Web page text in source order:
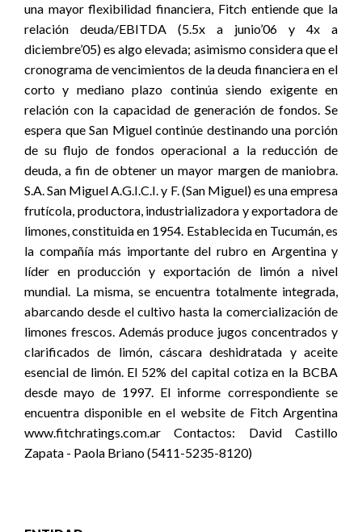
una mayor flexibilidad financiera, Fitch entiende que la
relación deuda/EBITDA (5.5x a junio’06 y 4x a
diciembre’05) es algo elevada; asimismo considera que el
cronograma de vencimientos de la deuda financiera en el
corto y mediano plazo continúa siendo exigente en
relación con la capacidad de generación de fondos. Se
espera que San Miguel continúe destinando una porción
de su flujo de fondos operacional a la reducción de
deuda, a fin de obtener un mayor margen de maniobra.
S.A. San Miguel A.G.I.C.I. y F. (San Miguel) es una empresa
frutícola, productora, industrializadora y exportadora de
limones, constituida en 1954. Establecida en Tucumán, es
la compañía más importante del rubro en Argentina y
líder en producción y exportación de limón a nivel
mundial. La misma, se encuentra totalmente integrada,
abarcando desde el cultivo hasta la comercialización de
limones frescos. Además produce jugos concentrados y
clarificados de limón, cáscara deshidratada y aceite
esencial de limón. El 52% del capital cotiza en la BCBA
desde mayo de 1997. El informe correspondiente se
encuentra disponible en el website de Fitch Argentina
www.fitchratings.com.ar Contactos: David Castillo
Zapata - Paola Briano (5411-5235-8120)